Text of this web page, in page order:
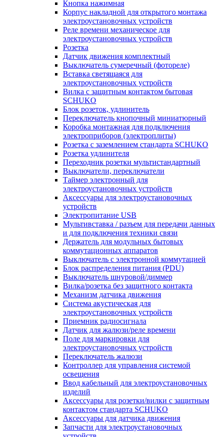
Кнопка нажимная
Корпус накладной для открытого монтажа
электроустановочных устройств
Реле времени механическое для
электроустановочных устройств
Розетка
Датчик движения комплектный
Выключатель сумеречный (фотореле)
Вставка светящаяся для
электроустановочных устройств
Вилка с защитным контактом бытовая
SCHUKO
Блок розеток, удлинитель
Переключатель кнопочный миниатюрный
Коробка монтажная для подключения
электроприборов (электроплиты)
Розетка с заземлением стандарта SCHUKO
Розетка удлинителя
Переходник розетки мультистандартный
Выключатели, переключатели
Таймер электронный для
электроустановочных устройств
Аксессуары для электроустановочных
устройств
Электропитание USB
Мультивставка / разъем для передачи данных
и для подключения техники связи
Держатель для модульных бытовых
коммутационных аппаратов
Выключатель с электронной коммутацией
Блок распределения питания (PDU)
Выключатель шнуровой/диммер
Вилка/розетка без защитного контакта
Механизм датчика движения
Система акустическая для
электроустановочных устройств
Приемник радиосигнала
Датчик для жалюзи/реле времени
Поле для маркировки для
электроустановочных устройств
Переключатель жалюзи
Контроллер для управления системой
освещения
Ввод кабельный для электроустановочных
изделий
Аксессуары для розетки/вилки с защитным
контактом стандарта SCHUKO
Аксессуары для датчика движения
Запчасти для электроустановочных